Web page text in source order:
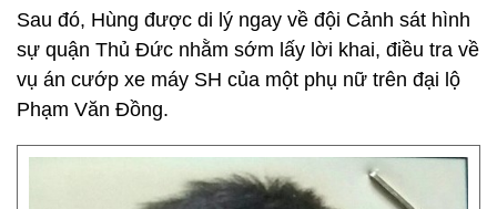
Sau đó, Hùng được di lý ngay về đội Cảnh sát hình
sự quận Thủ Đức nhằm sớm lấy lời khai, điều tra về
vụ án cướp xe máy SH của một phụ nữ trên đại lộ
Phạm Văn Đồng.